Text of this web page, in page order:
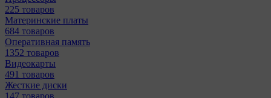
225 товаров
Материнcкие платы
684 товаров
Оперативная память
1352 товаров
Видеокарты
491 товаров
Жесткие диски
147 товаров